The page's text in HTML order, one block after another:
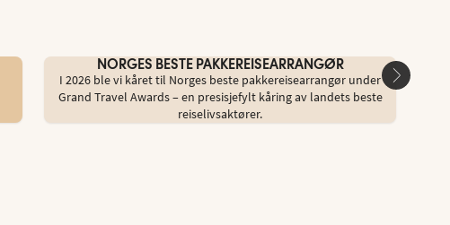
NORGES BESTE PAKKEREISEARRANGØR
I 2026 ble vi kåret til Norges beste pakkereisearrangør under
Grand Travel Awards – en presisjefylt kåring av landets beste
reiselivsaktører.